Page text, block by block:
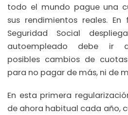
todo el mundo pague una
sus rendimientos reales.
Seguridad Social
autoempleado debe ir
posibles cambios de
para no pagar de más, ni de
En esta primera
de ahora habitual cada año,